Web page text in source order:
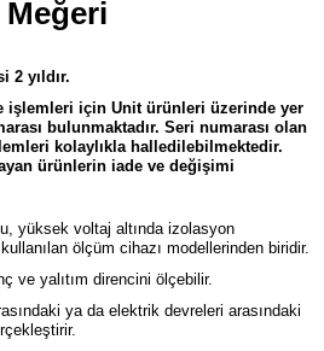
2 yıldır.
işlemleri için Unit ürünleri üzerinde yer
bulunmaktadır. Seri numarası olan
kolaylıkla halledilebilmektedir.
ürünlerin iade ve değişimi
yüksek voltaj altında izolasyon
ölçüm cihazı modellerinden biridir.
ve yalıtım direncini ölçebilir.
ya da elektrik devreleri arasındaki